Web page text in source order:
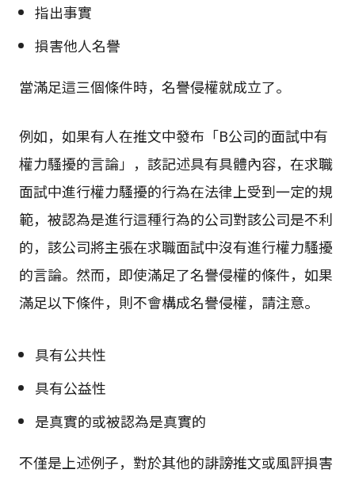
指出事實
損害他人名譽
當滿足這三個條件時，名譽侵權就成立了。
例如，如果有人在推文中發布「B公司的面試中有
權力騷擾的言論」，該記述具有具體內容，在求職
面試中進行權力騷擾的行為在法律上受到一定的規
範，被認為是進行這種行為的公司對該公司是不利
的，該公司將主張在求職面試中沒有進行權力騷擾
的言論。然而，即使滿足了名譽侵權的條件，如果
滿足以下條件，則不會構成名譽侵權，請注意。
具有公共性
具有公益性
是真實的或被認為是真實的
不僅是上述例子，對於其他的誹謗推文或風評損害